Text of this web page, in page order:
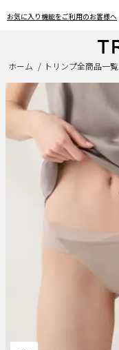
お気に入り機能をご利用のお客様へ
ホーム トリンプ全商品一覧